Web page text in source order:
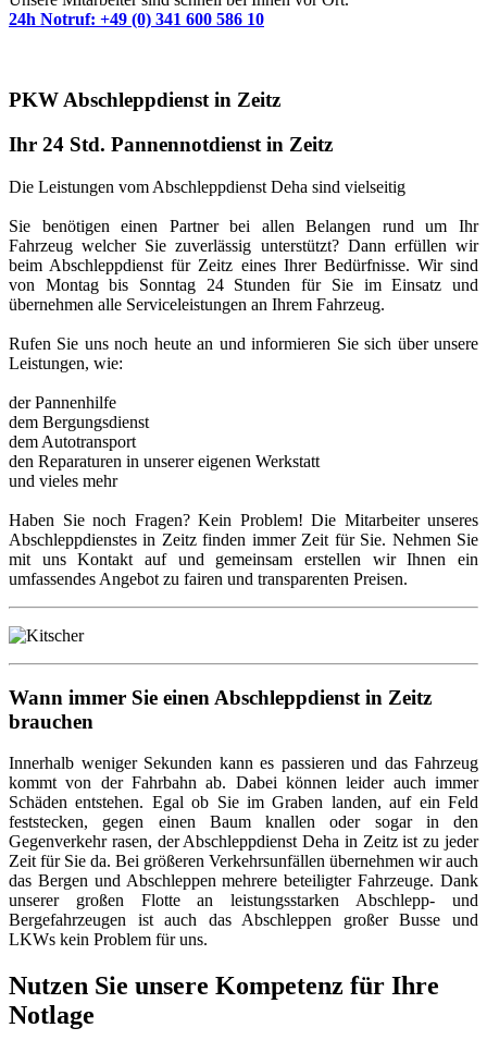
24h Notruf: +49 (0) 341 600 586 10
PKW Abschleppdienst in Zeitz
Ihr 24 Std. Pannennotdienst in Zeitz
Die Leistungen vom Abschleppdienst Deha sind vielseitig
Sie benötigen einen Partner bei allen Belangen rund um Ihr
Fahrzeug welcher Sie zuverlässig unterstützt? Dann erfüllen wir
beim Abschleppdienst für Zeitz eines Ihrer Bedürfnisse. Wir sind
von Montag bis Sonntag 24 Stunden für Sie im Einsatz und
übernehmen alle Serviceleistungen an Ihrem Fahrzeug.
Rufen Sie uns noch heute an und informieren Sie sich über unsere
Leistungen, wie:
der Pannenhilfe
dem Bergungsdienst
dem Autotransport
den Reparaturen in unserer eigenen Werkstatt
und vieles mehr
Haben Sie noch Fragen? Kein Problem! Die Mitarbeiter unseres
Abschleppdienstes in Zeitz finden immer Zeit für Sie. Nehmen Sie
mit uns Kontakt auf und gemeinsam erstellen wir Ihnen ein
umfassendes Angebot zu fairen und transparenten Preisen.
Wann immer Sie einen Abschleppdienst in Zeitz
brauchen
Innerhalb weniger Sekunden kann es passieren und das Fahrzeug
kommt von der Fahrbahn ab. Dabei können leider auch immer
Schäden entstehen. Egal ob Sie im Graben landen, auf ein Feld
feststecken, gegen einen Baum knallen oder sogar in den
Gegenverkehr rasen, der Abschleppdienst Deha in Zeitz ist zu jeder
Zeit für Sie da. Bei größeren Verkehrsunfällen übernehmen wir auch
das Bergen und Abschleppen mehrere beteiligter Fahrzeuge. Dank
unserer großen Flotte an leistungsstarken Abschlepp- und
Bergefahrzeugen ist auch das Abschleppen großer Busse und
LKWs kein Problem für uns.
Nutzen Sie unsere Kompetenz für Ihre
Notlage